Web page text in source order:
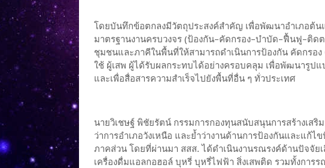
โดยบันทึกข้อตกลงมีวัตถุประสงค์สำคัญ เพื่อพัฒนาอำเภอต้
มาตรฐานงานครบวงจร (ป้องกัน–คัดกรอง–บำบัด–ฟื้นฟู–ติด
ชุมชนและภาคีในพื้นที่ให้สามารถดำเนินการป้องกัน คัดกร
ใช้ ผู้เสพ ผู้ได้รับผลกระทบได้อย่างครอบคลุม เพื่อพัฒนารูปแ
และเพื่อสื่อสารความสำเร็จไปยังพื้นที่อื่น ๆ ทั่วประเทศ
นายวิเชษฐ์ พิชัยรัตน์ กรรมการกองทุนสนับสนุนการสร้างเส
ว่าการอำเภอวังเหนือ และย้ำว่างานด้านการป้องกันและแก้
ภาคส่วน โดยที่ผ่านมา สสส. ได้ดำเนินงานรณรงค์ด้านปัจจัยเ
เครื่องดื่มแอลกอฮอล์ บุหรี่ บุหรี่ไฟฟ้า สิ่งเสพติด รวมทั้งกา